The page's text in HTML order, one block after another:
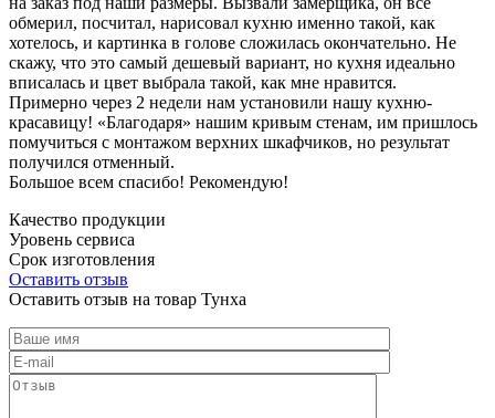
обмерил, посчитал, нарисовал кухню именно такой, как
хотелось, и картинка в голове сложилась окончательно. Не
скажу, что это самый дешевый вариант, но кухня идеально
вписалась и цвет выбрала такой, как мне нравится.
Примерно через 2 недели нам установили нашу кухню-
красавицу! «Благодаря» нашим кривым стенам, им пришлось
помучиться с монтажом верхних шкафчиков, но результат
получился отменный.
Большое всем спасибо! Рекомендую!
Качество продукции
Уровень сервиса
Срок изготовления
Оставить отзыв
Оставить отзыв на товар Тунха